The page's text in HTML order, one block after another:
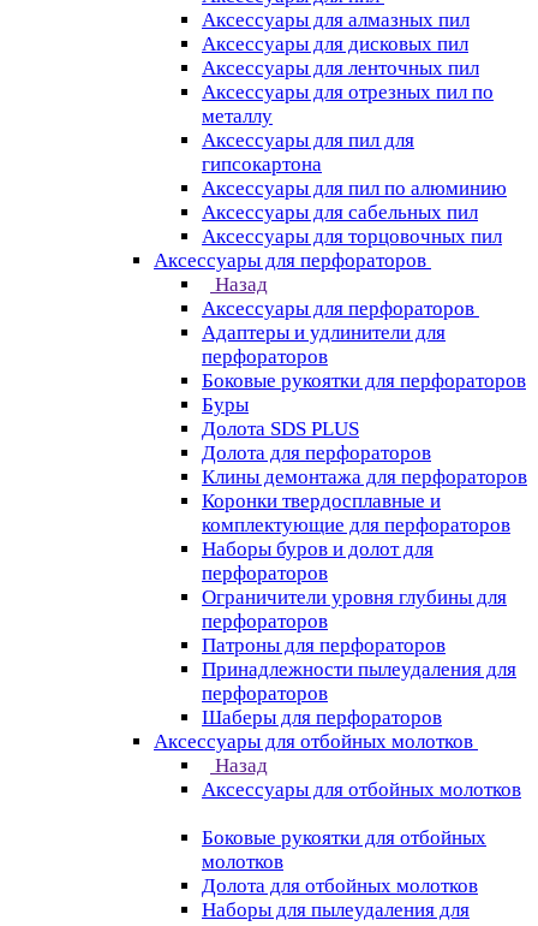
Аксессуары для алмазных пил
Аксессуары для дисковых пил
Аксессуары для ленточных пил
Аксессуары для отрезных пил по
металлу
Аксессуары для пил для
гипсокартона
Аксессуары для пил по алюминию
Аксессуары для сабельных пил
Аксессуары для торцовочных пил
Аксессуары для перфораторов
Назад
Аксессуары для перфораторов
Адаптеры и удлинители для
перфораторов
Боковые рукоятки для перфораторов
Буры
Долота SDS PLUS
Долота для перфораторов
Клины демонтажа для перфораторов
Коронки твердосплавные и
комплектующие для перфораторов
Наборы буров и долот для
перфораторов
Ограничители уровня глубины для
перфораторов
Патроны для перфораторов
Принадлежности пылеудаления для
перфораторов
Шаберы для перфораторов
Аксессуары для отбойных молотков
Назад
Аксессуары для отбойных молотков
Боковые рукоятки для отбойных
молотков
Долота для отбойных молотков
Наборы для пылеудаления для